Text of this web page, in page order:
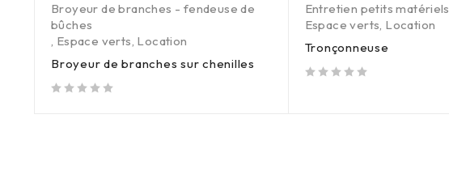
Broyeur de branches - fendeuse de
bûches
, Espace verts, Location
Broyeur de branches sur chenilles
Entretien petits matériels
Espace verts, Location
Tronçonneuse